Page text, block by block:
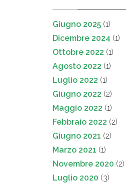
Giugno 2025 (1)
Dicembre 2024 (1)
Ottobre 2022 (1)
Agosto 2022 (1)
Luglio 2022 (1)
Giugno 2022 (2)
Maggio 2022 (1)
Febbraio 2022 (2)
Giugno 2021 (2)
Marzo 2021 (1)
Novembre 2020 (2)
Luglio 2020 (3)